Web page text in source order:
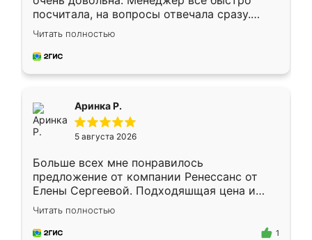
посчитала, на вопросы отвечала сразу.
Замерщик приехал в субботу, подошёл к
делу со всей ответственностью. Собрали
за день, ребята работали аккуратно, даже
Читать полностью
Аринка Р.
5 августа 2026
Больше всех мне понравилось
предложение от компании Ренессанс от
Елены Сергеевой. Подходяшщая цена и
короткие сроки изготовления. Приехавший
для замера сотрудник Владислав
предложил по моему эскизу самый
Читать полностью
1